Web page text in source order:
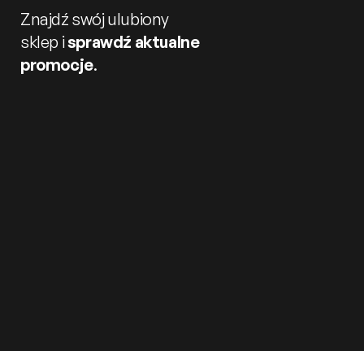
Znajdź swój ulubiony
sklep isprawdź aktualne
promocje.